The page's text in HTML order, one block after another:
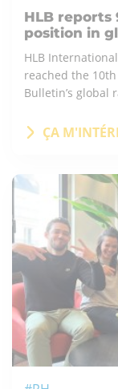
HLB reports
position in
HLB
reached the
Bulletin’s global
ÇA